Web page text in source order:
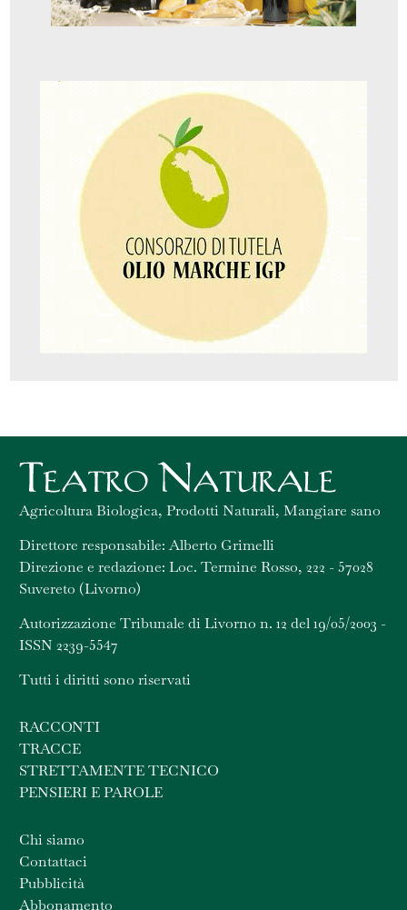
Agricoltura Biologica, Prodotti Naturali, Mangiare sano
Direttore responsabile: Alberto Grimelli
Direzione e redazione: Loc. Termine Rosso, 222 - 57028
Suvereto (Livorno)
Autorizzazione Tribunale di Livorno n. 12 del 19/05/2003 -
ISSN 2239-5547
Tutti i diritti sono riservati
RACCONTI
TRACCE
STRETTAMENTE TECNICO
PENSIERI E PAROLE
Chi siamo
Contattaci
Pubblicità
Abbonamento